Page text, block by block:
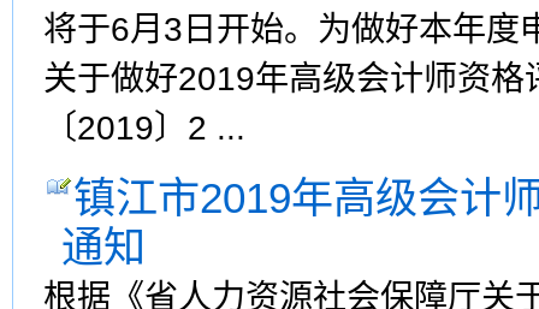
将于6月3日开始。为做好本年度
关于做好2019年高级会计师资格
〔2019〕2 ...
镇江市2019年高级会计
通知
根据《省人力资源社会保障厅关